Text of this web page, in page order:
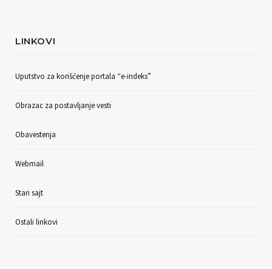
LINKOVI
Uputstvo za korišćenje portala “e-indeks”
Obrazac za postavljanje vesti
Obavestenja
Webmail
Stari sajt
Ostali linkovi